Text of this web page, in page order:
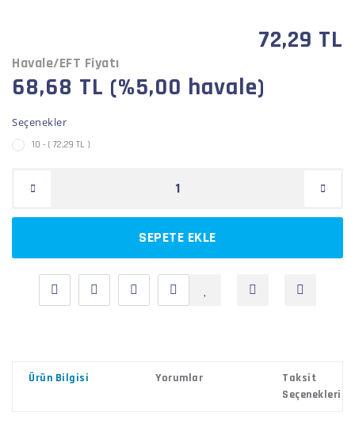
72,29 TL
Havale/EFT Fiyatı
68,68 TL (%5,00 havale)
Seçenekler
10 - ( 72,29 TL )
SEPETE EKLE
Ürün Bilgisi Yorumlar
Taksit
Seçenekleri